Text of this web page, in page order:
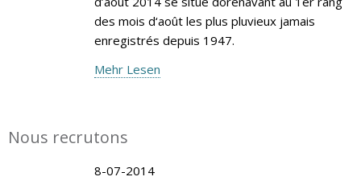
des mois d‘août les plus pluvieux jamais
enregistrés depuis 1947.
Mehr Lesen
Nous recrutons
8-07-2014